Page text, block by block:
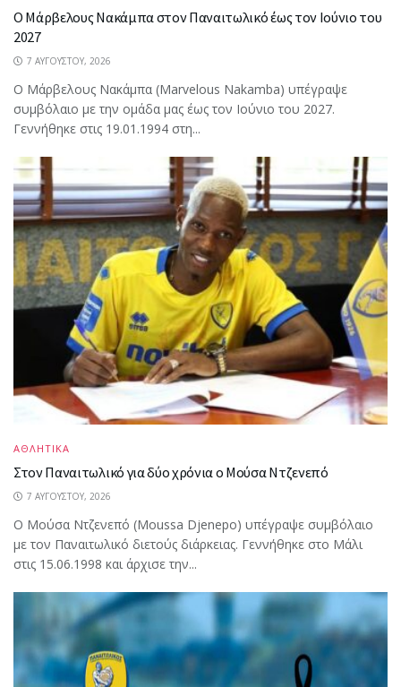
Ο Μάρβελους Nακάμπα στον Παναιτωλικό έως τον Ιούνιο του
2027
7 ΑΥΓΟΎΣΤΟΥ, 2026
Ο Μάρβελους Nακάμπα (Marvelous Nakamba) υπέγραψε
συμβόλαιο με την ομάδα μας έως τον Ιούνιο του 2027.
Γεννήθηκε στις 19.01.1994 στη...
ΑΘΛΗΤΙΚΑ
Στον Παναιτωλικό για δύο χρόνια ο Μούσα Ντζενεπό
7 ΑΥΓΟΎΣΤΟΥ, 2026
Ο Μούσα Ντζενεπό (Moussa Djenepo) υπέγραψε συμβόλαιο
με τον Παναιτωλικό διετούς διάρκειας. Γεννήθηκε στο Μάλι
στις 15.06.1998 και άρχισε την...